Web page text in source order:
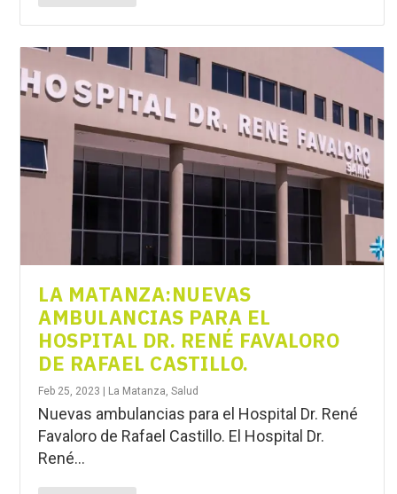
LA MATANZA:NUEVAS
AMBULANCIAS PARA EL
HOSPITAL DR. RENÉ FAVALORO
DE RAFAEL CASTILLO.
Feb 25, 2023 | La Matanza ,Salud
Nuevas ambulancias para el Hospital Dr. René
Favaloro de Rafael Castillo. El Hospital Dr.
René...